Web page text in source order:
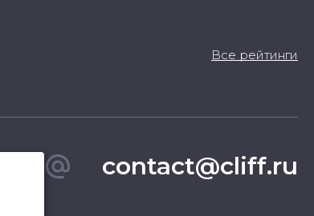
Все рейтинги
contact@cliff.ru